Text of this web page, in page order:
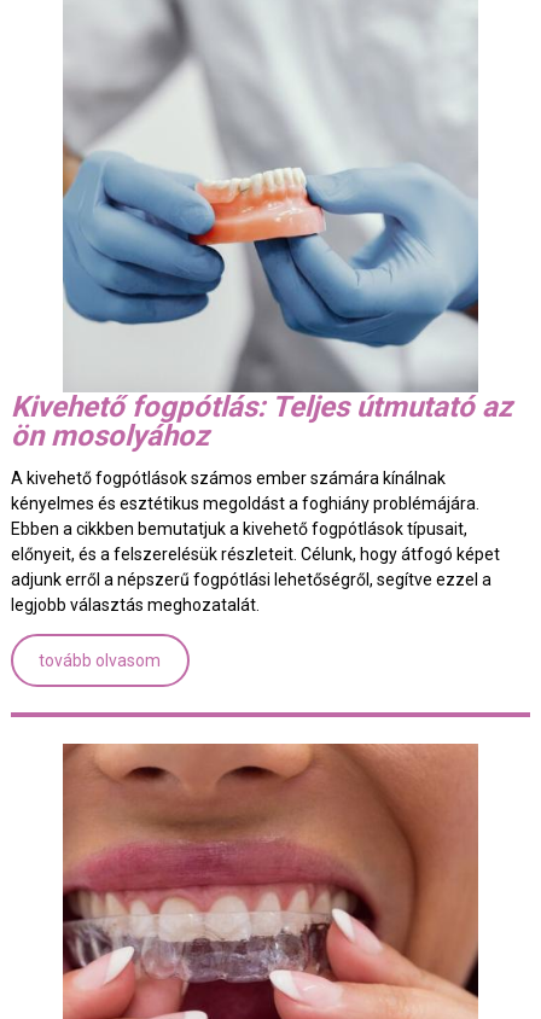
Kivehető fogpótlás: Teljes útmutató az
ön mosolyához
A kivehető fogpótlások számos ember számára kínálnak
kényelmes és esztétikus megoldást a foghiány problémájára.
Ebben a cikkben bemutatjuk a kivehető fogpótlások típusait,
előnyeit, és a felszerelésük részleteit. Célunk, hogy átfogó képet
adjunk erről a népszerű fogpótlási lehetőségről, segítve ezzel a
legjobb választás meghozatalát.
tovább olvasom